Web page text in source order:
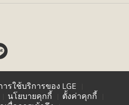
ารใช้บริการของ LGE
นโยบายคุกกี้
ตั้งค่าคุกกี้